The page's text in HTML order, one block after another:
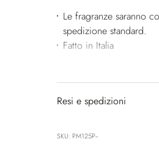
Le fragranze saranno
spedizione standard.
Fatto in Italia
Resi e spedizioni
SKU: PM125P--